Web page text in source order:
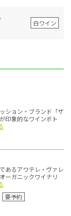
白ワイン
ション・ブランド「ザ
印象的なワインボト
あるアワテレ・ヴァレ
ーガニックワイナリ
要予約